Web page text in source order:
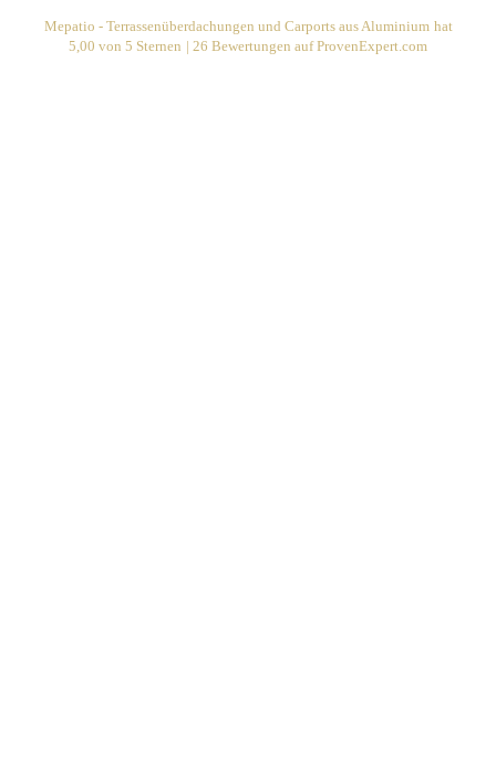
Mepatio - Terrassenüberdachungen und Carports aus Aluminium hat
5,00 von 5 Sternen | 26 Bewertungen auf ProvenExpert.com